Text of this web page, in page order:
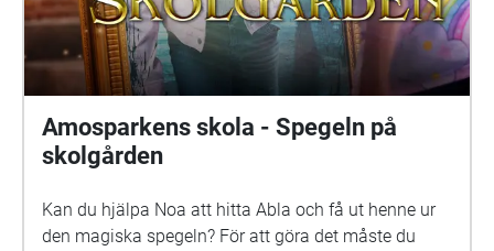
Gammals, Anne Hämäläinen, Timo Hietala, Niko
Ingman, Anna-Maija Kalén, Marina Meinander och
Are Nikkinen. Äventyret är gjort av Svenska Yle
drama. Vi hoppas att du ska ha en rolig och
spännande stund på din skolgård!
Amosparkens skola - Spegeln på
skolgården
Kan du hjälpa Noa att hitta Abla och få ut henne ur
den magiska spegeln? För att göra det måste du